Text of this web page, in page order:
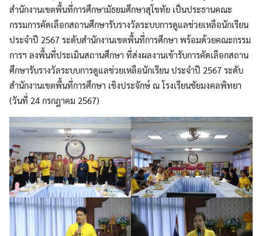
สำนักงานเขตพื้นที่การศึกษามัธยมศึกษาสุโขทัย เป็นประธานคณะ
กรรมการคัดเลือกสถานศึกษารับรางวัลระบบการดูแลช่วยเหลือนักเรียน
ประจำปี 2567 ระดับสำนักงานเขตพื้นที่การศึกษา พร้อมด้วยคณะกรรม
การฯ ลงพื้นที่ประเมินสถานศึกษา ที่ส่งผลงานเข้ารับการคัดเลือกสถาน
ศึกษารับรางวัลระบบการดูแลช่วยเหลือนักเรียน ประจำปี 2567 ระดับ
สำนักงานเขตพื้นที่การศึกษา เชิงประจักษ์ ณ โรงเรียนชัยมงคลพิทยา
(วันที่ 24 กรกฎาคม 2567)